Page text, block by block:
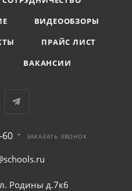
ВИДЕООБЗОРЫ
ПРАЙС ЛИСТ
ВАКАНСИИ
60 ЗАКАЗАТЬ ЗВОНОК
Родины д.7к6